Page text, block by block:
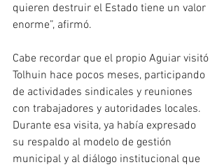
quieren destruir el Estado tiene un valor
enorme”, afirmó.
Cabe recordar que el propio Aguiar visitó
Tolhuin hace pocos meses, participando
de actividades sindicales y reuniones
con trabajadores y autoridades locales.
Durante esa visita, ya había expresado
su respaldo al modelo de gestión
municipal y al diálogo institucional que